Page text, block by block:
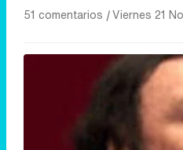
51 comentarios |Viernes 21